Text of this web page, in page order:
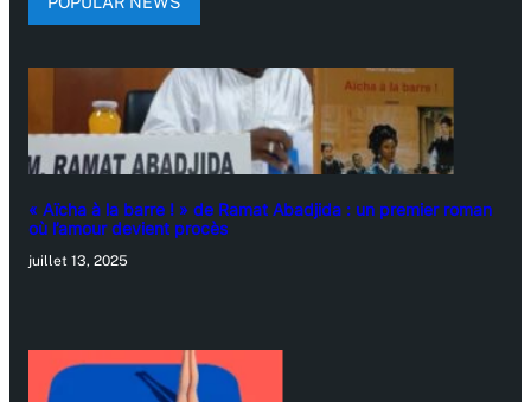
« Aïcha à la barre ! » de Ramat Abadjida : un premier roman
où l’amour devient procès
juillet 13, 2025